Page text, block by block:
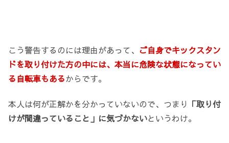
こう警告するのには理由があって、 ご自身でキックスタン
ドを取り付けた方の中には、本当に危険な状態になってい
る自転車もあるからです。
本人は何が正解かを分かっていないので、つまり 「取り付
けが間違っていること」に気づかないというわけ。